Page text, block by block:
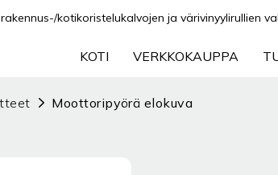
kotikoristelukalvojen ja värivinyylirullien
KOTI VERKKOKAUPPA
Moottoripyörä elokuva